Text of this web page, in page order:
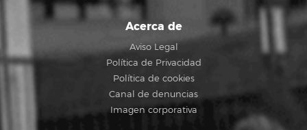
Acerca de
Aviso Legal
Política de Privacidad
Política de cookies
Canal de denuncias
Imagen corporativa